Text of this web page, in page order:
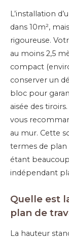
L’installation
dans 10m²,
rigoureuse.
au moins 2,5
compact
conserver un
bloc pour
aisée des
vous
au mur. Cette
termes de plan
étant
indépendant
Quelle est
plan de
La hauteur